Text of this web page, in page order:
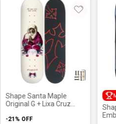
Shape Santa Maple
Original G + Lixa Cruz
-21 % OFF